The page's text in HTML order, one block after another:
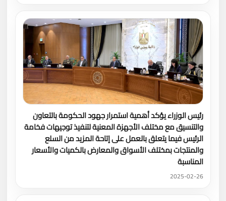
رئيس الوزراء يؤكد أهمية استمرار جهود الحكومة بالتعاون
والتنسيق مع مختلف الأجهزة المعنية لتنفيذ توجيهات فخامة
الرئيس فيما يتعلق بالعمل على إتاحة المزيد من السلع
والمنتجات بمختلف الأسواق والمعارض بالكميات والأسعار
المناسبة
2025-02-26